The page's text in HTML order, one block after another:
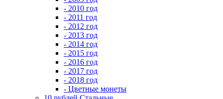
- 2010 год
- 2011 год
- 2012 год
- 2013 год
- 2014 год
- 2015 год
- 2016 год
- 2017 год
- 2018 год
- Цветные монеты